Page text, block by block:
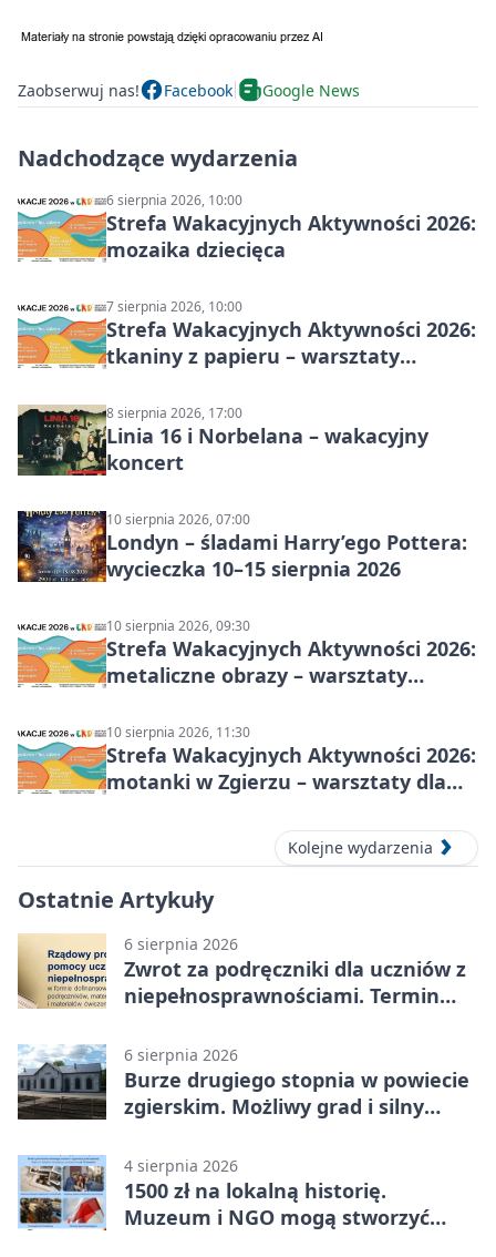
Zaobserwuj nas! Facebook Google News
Nadchodzące wydarzenia
6 sierpnia 2026, 10:00
Strefa Wakacyjnych Aktywności 2026:
mozaika dziecięca
7 sierpnia 2026, 10:00
Strefa Wakacyjnych Aktywności 2026:
tkaniny z papieru – warsztaty
8 sierpnia 2026, 17:00
Linia 16 i Norbelana – wakacyjny
koncert
10 sierpnia 2026, 07:00
Londyn – śladami Harry’ego Pottera:
wycieczka 10–15 sierpnia 2026
10 sierpnia 2026, 09:30
Strefa Wakacyjnych Aktywności 2026:
metaliczne obrazy – warsztaty
10 sierpnia 2026, 11:30
Strefa Wakacyjnych Aktywności 2026:
motanki w Zgierzu – warsztaty dla
Kolejne wydarzenia
Ostatnie Artykuły
6 sierpnia 2026
Zwrot za podręczniki dla uczniów z
niepełnosprawnościami. Termin
6 sierpnia 2026
Burze drugiego stopnia w powiecie
zgierskim. Możliwy grad i silny
4 sierpnia 2026
1500 zł na lokalną historię.
Muzeum i NGO mogą stworzyć